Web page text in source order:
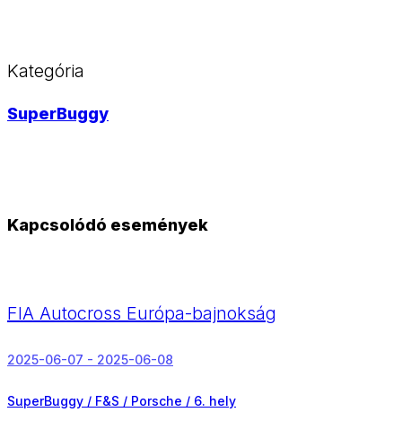
Kategória
SuperBuggy
Kapcsolódó események
FIA Autocross Európa-bajnokság
2025-06-07 - 2025-06-08
SuperBuggy / F&S / Porsche / 6. hely